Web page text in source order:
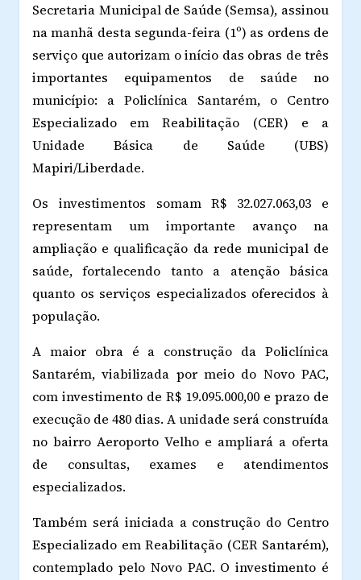
Secretaria Municipal de Saúde (Semsa), assinou
na manhã desta segunda-feira (1º) as ordens de
serviço que autorizam o início das obras de três
importantes equipamentos de saúde no
município: a Policlínica Santarém, o Centro
Especializado em Reabilitação (CER) e a
Unidade Básica de Saúde (UBS)
Mapiri/Liberdade.
Os investimentos somam R$ 32.027.063,03 e
representam um importante avanço na
ampliação e qualificação da rede municipal de
saúde, fortalecendo tanto a atenção básica
quanto os serviços especializados oferecidos à
população.
A maior obra é a construção da Policlínica
Santarém, viabilizada por meio do Novo PAC,
com investimento de R$ 19.095.000,00 e prazo de
execução de 480 dias. A unidade será construída
no bairro Aeroporto Velho e ampliará a oferta
de consultas, exames e atendimentos
especializados.
Também será iniciada a construção do Centro
Especializado em Reabilitação (CER Santarém),
contemplado pelo Novo PAC. O investimento é